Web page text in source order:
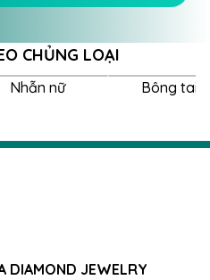
CHỦNG LOẠI
Nhẫn nữ Bông tai
DIAMOND JEWELRY